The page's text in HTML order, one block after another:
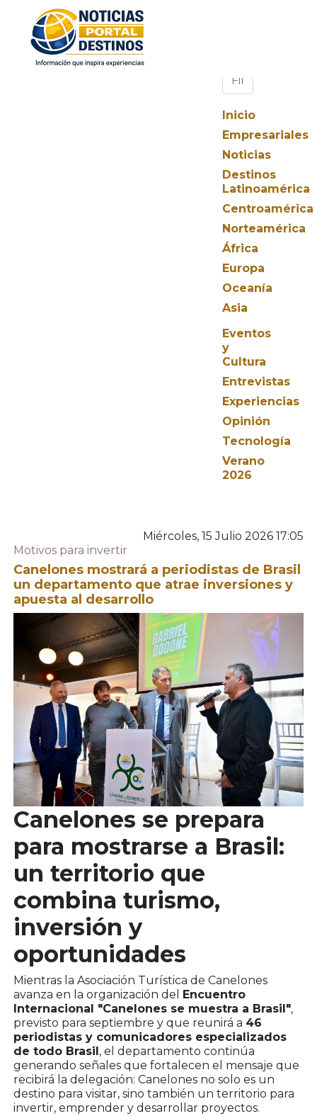
Inicio
Empresariales
Noticias
Destinos
Latinoamérica
Centroamérica
Norteamérica
África
Europa
Oceanía
Asia
Eventos
y
Cultura
Entrevistas
Experiencias
Opinión
Tecnología
Verano
2026
Miércoles, 15 Julio 2026 17:05
Motivos para invertir
Canelones mostrará a periodistas de Brasil
un departamento que atrae inversiones y
apuesta al desarrollo
Canelones se prepara
para mostrarse a Brasil:
un territorio que
combina turismo,
inversión y
oportunidades
Mientras la Asociación Turística de Canelones
avanza en la organización del
Encuentro
Internacional "Canelones se muestra a Brasil",
previsto para septiembre y que reunirá a 46
periodistas y comunicadores especializados
de todo Brasil , el departamento continúa
generando señales que fortalecen el mensaje que
recibirá la delegación: Canelones no solo es un
destino para visitar, sino también un territorio para
invertir, emprender y desarrollar proyectos.